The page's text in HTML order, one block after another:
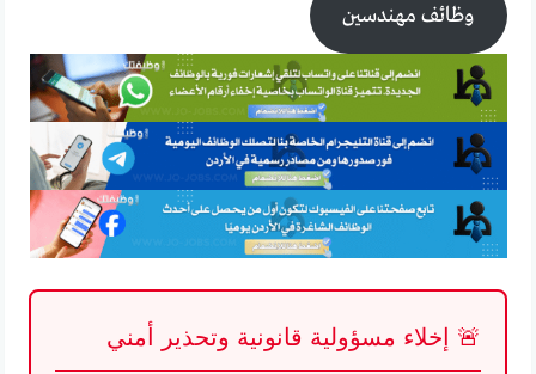
وظائف مهندسين
🚨 إخلاء مسؤولية قانونية وتحذير أمني